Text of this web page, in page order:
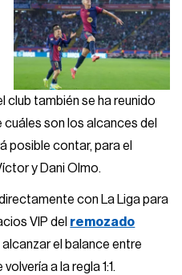
club también se ha reunido
son los alcances del
posible contar, para el
y Dani Olmo.
con La Liga para
VIP del remozado
el balance entre
a la regla 1:1.